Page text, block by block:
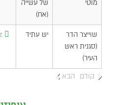
מוטי
של עשייה
(אח)
שוייצר הדר
(סגנית ראש
העיר)
יש עתיד
קודם הבא